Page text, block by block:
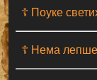
☦ Поуке
☦ Нема